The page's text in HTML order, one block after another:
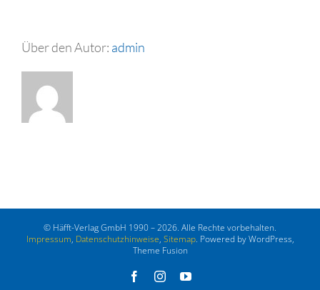
Über den Autor: admin
© Häfft-Verlag GmbH 1990 – 2026. Alle Rechte vorbehalten.
Impressum, Datenschutzhinweise, Sitemap. Powered by WordPress,
Theme Fusion
FacebookInstagramYouTube